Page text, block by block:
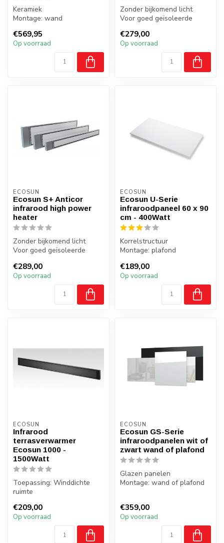
Keramiek
Montage: wand
Badkamer: ja, zone 2, 3
€569,95
Op voorraad
Zonder bijkomend licht
Voor goed geïsoleerde
Bedrijfshallen, loodsen e...
€279,00
Op voorraad
ECOSUN
Ecosun S+ Anticor
infrarood high power
heater
Zonder bijkomend licht
Voor goed geïsoleerde
Bedrijfshallen, loodsen e...
€289,00
Op voorraad
ECOSUN
Ecosun U-Serie
infraroodpaneel 60 x 90
cm - 400Watt
Korrelstructuur
Montage: plafond
Badkamer: ja, zone 2,3
€189,00
Op voorraad
ECOSUN
Infrarood
terrasverwarmer
Ecosun 1000 -
1500Watt
Toepassing: Winddichte
ruimte
100Watt p/m2 gemeten bij ...
€209,00
Op voorraad
ECOSUN
Ecosun GS-Serie
infraroodpanelen wit of
zwart wand of plafond
Glazen panelen
Montage: wand of plafond
B...
€359,00
Op voorraad